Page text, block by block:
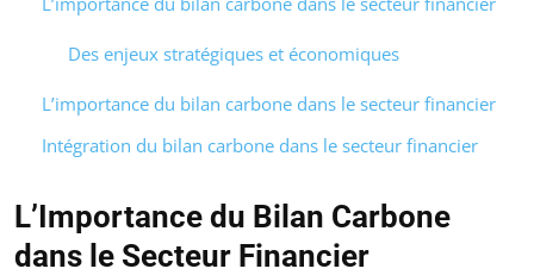
Des enjeux stratégiques et économiques
L’importance du bilan carbone dans le secteur financier
Intégration du bilan carbone dans le secteur financier
L’Importance du Bilan Carbone
dans le Secteur Financier